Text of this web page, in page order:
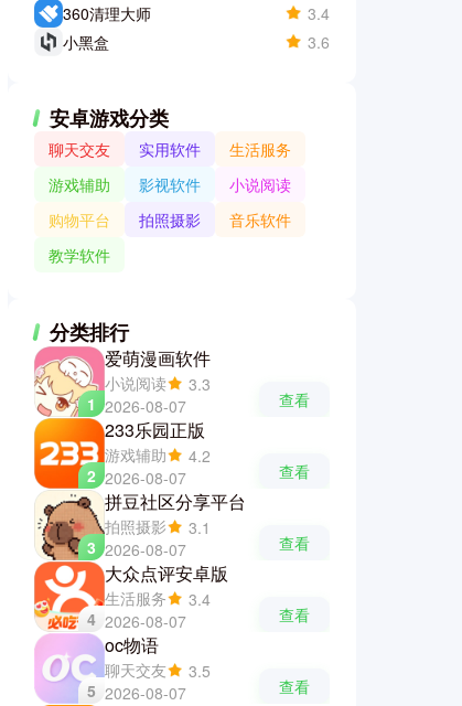
360清理大师
3.4
小黑盒
3.6
安卓游戏分类
聊天交友 实用软件
生活服务
游戏辅助
影视软件
小说阅读
购物平台
拍照摄影
音乐软件
教学软件
分类排行
1
爱萌漫画软件
小说阅读
3.3
2026-08-07
查看
2
233乐园正版
游戏辅助
4.2
2026-08-07
查看
3
拼豆社区分享平台
拍照摄影
3.1
2026-08-07
查看
4
大众点评安卓版
生活服务
3.4
2026-08-07
查看
5
oc物语
聊天交友
3.5
2026-08-07
查看